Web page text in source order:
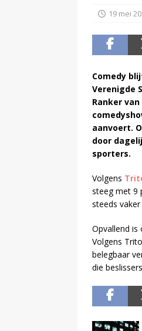
19 mei
Comedy
Verenigde
Ranker
aanvoert.
door
sporters.
Volgens
steeg met 9
steeds
Opvallend is
Volgens
belegbaar
die